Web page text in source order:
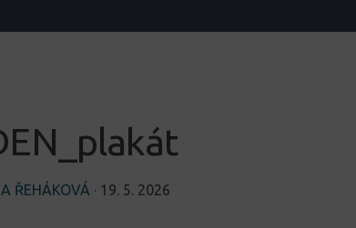
ŘEHÁKOVÁ · 19. 5. 2026